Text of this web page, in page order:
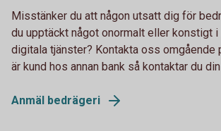
Misstänker du att någon utsatt dig för
du upptäckt något onormalt eller konstigt i
digitala tjänster? Kontakta oss omgående
är kund hos annan bank så kontaktar du
Anmäl bedrägeri